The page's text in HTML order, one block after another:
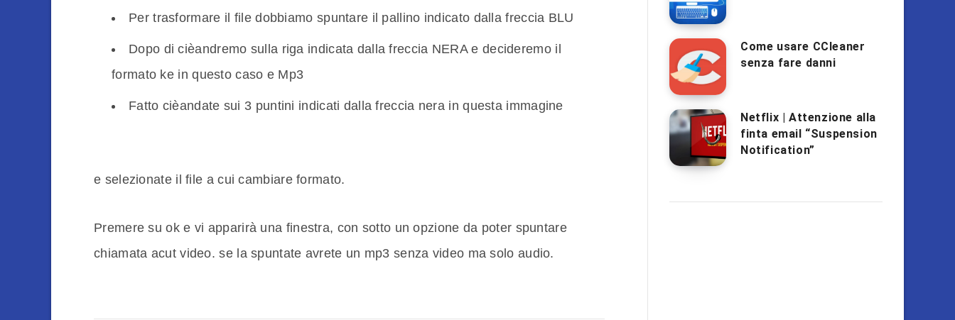
Per trasformare il file dobbiamo spuntare il pallino indicato dalla freccia BLU
Dopo di cièandremo sulla riga indicata dalla freccia NERA e decideremo il
formato ke in questo caso e Mp3
Fatto cièandate sui 3 puntini indicati dalla freccia nera in questa immagine
e selezionate il file a cui cambiare formato.
Premere su ok e vi apparirà una finestra, con sotto un opzione da poter spuntare
chiamata acut video. se la spuntate avrete un mp3 senza video ma solo audio.
Come usare CCleaner
senza fare danni
Netflix | Attenzione alla
finta email “Suspension
Notification”